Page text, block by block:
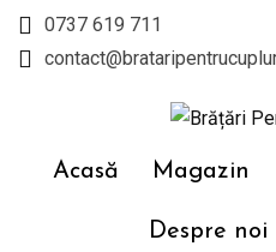
Skip
0737 619 711
Acasă Magazin
Despre noi